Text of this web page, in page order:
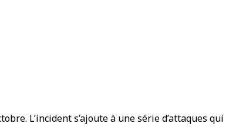
L’incident s’ajoute à une série d’attaques qui